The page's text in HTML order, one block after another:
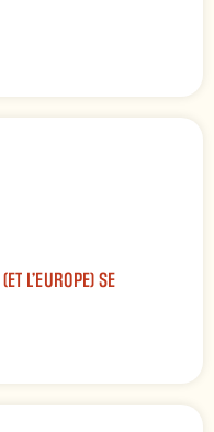
L’EUROPE) SE